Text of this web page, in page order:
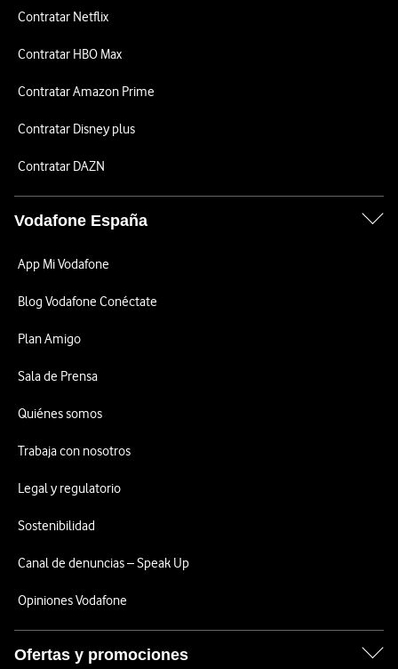
Contratar Netflix
Contratar HBO Max
Contratar Amazon Prime
Contratar Disney plus
Contratar DAZN
Vodafone España
App Mi Vodafone
Blog Vodafone Conéctate
Plan Amigo
Sala de Prensa
Quiénes somos
Trabaja con nosotros
Legal y regulatorio
Sostenibilidad
Canal de denuncias – Speak Up
Opiniones Vodafone
Ofertas y promociones